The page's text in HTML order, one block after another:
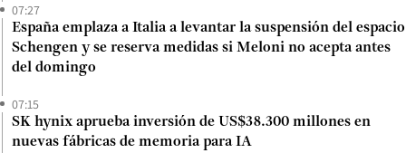
07:27
España emplaza a Italia a levantar la suspensión del espacio
Schengen y se reserva medidas si Meloni no acepta antes
del domingo
07:15
SK hynix aprueba inversión de US$38.300 millones en
nuevas fábricas de memoria para IA